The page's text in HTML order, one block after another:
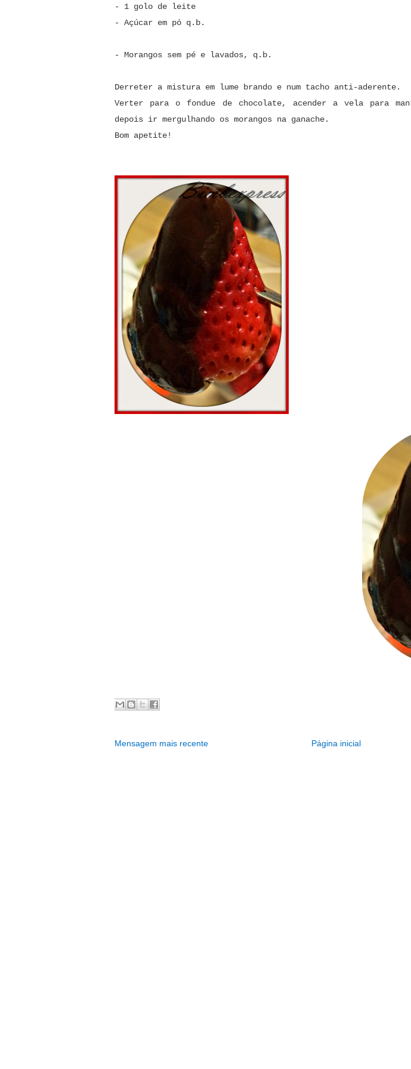
- 1 golo de leite
- Açúcar em pó q.b.
- Morangos sem pé e lavados, q.b.
Derreter a mistura em lume brando e num tacho anti-aderente.
Verter para o fondue de chocolate, acender a vela para
depois ir mergulhando os morangos na ganache.
Bom apetite!
Mensagem mais recente Página inicial